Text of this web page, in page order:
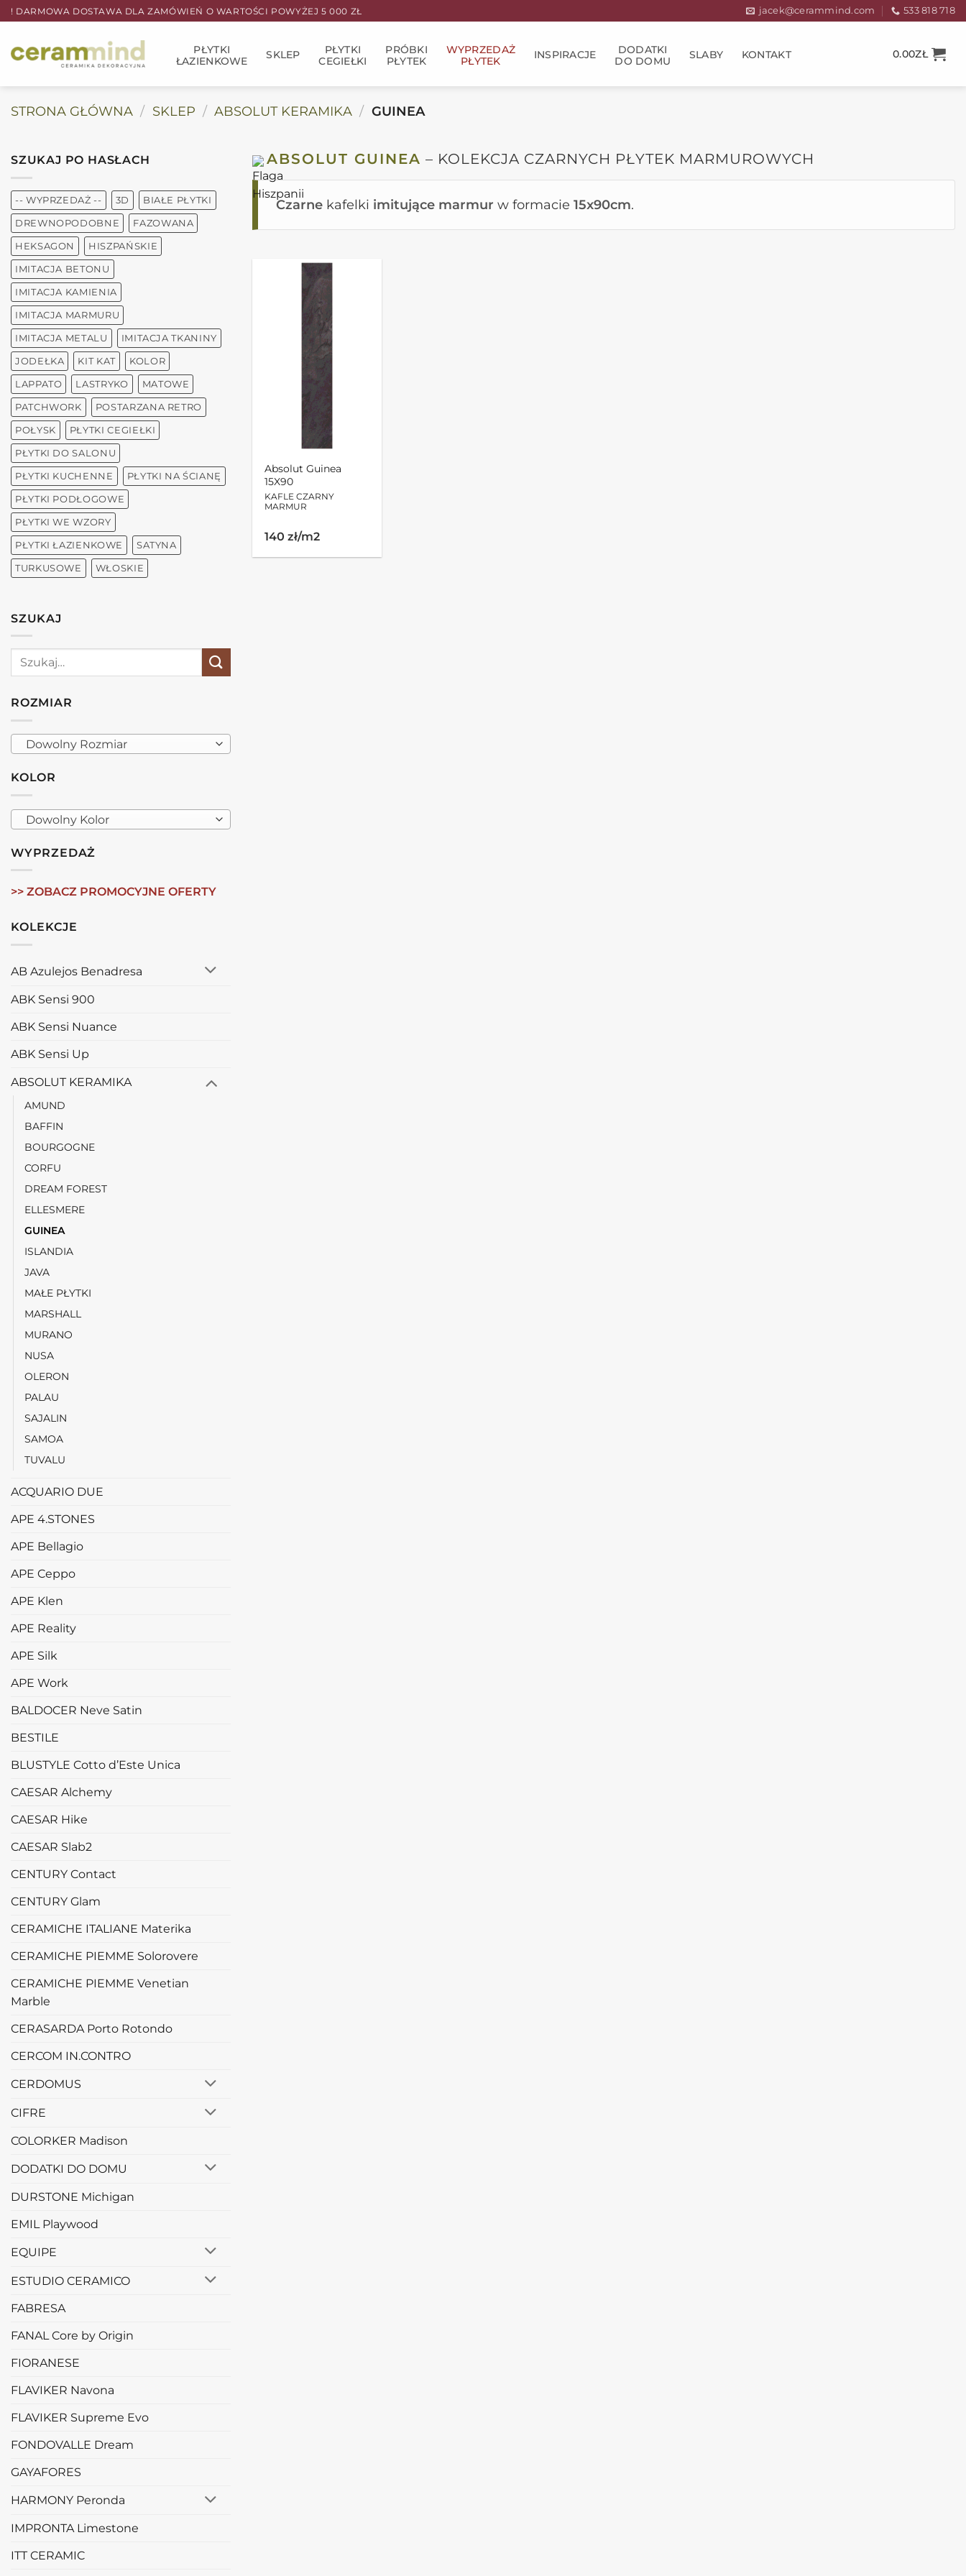
Przewiń
do
zawartości
! DARMOWA DOSTAWA DLA ZAMÓWIEŃ O WARTOŚCI POWYŻEJ 5 000 ZŁ jacek@cerammind.com 533 818 718
PŁYTKI
ŁAZIENKOWE
SKLEP
PŁYTKI
CEGIEŁKI
PRÓBKI
PŁYTEK
WYPRZEDAŻ
PŁYTEK
INSPIRACJE
DODATKI
DO DOMU
SLABY KONTAKT 0.00ZŁ
STRONA GŁÓWNA / SKLEP / ABSOLUT KERAMIKA / GUINEA
SZUKAJ PO HASŁACH
-- WYPRZEDAŻ -- 3D BIAŁE PŁYTKI
DREWNOPODOBNE FAZOWANA
HEKSAGON HISZPAŃSKIE
IMITACJA BETONU
IMITACJA KAMIENIA
IMITACJA MARMURU
IMITACJA METALU IMITACJA TKANINY
JODEŁKA KIT KAT KOLOR
LAPPATO LASTRYKO MATOWE
PATCHWORK POSTARZANA RETRO
POŁYSK PŁYTKI CEGIEŁKI
PŁYTKI DO SALONU
PŁYTKI KUCHENNE PŁYTKI NA ŚCIANĘ
PŁYTKI PODŁOGOWE
PŁYTKI WE WZORY
PŁYTKI ŁAZIENKOWE SATYNA
TURKUSOWE WŁOSKIE
SZUKAJ
Szukaj:
ROZMIAR
Dowolny Rozmiar
KOLOR
Dowolny Kolor
WYPRZEDAŻ
>> ZOBACZ PROMOCYJNE OFERTY
KOLEKCJE
AB Azulejos Benadresa
ABK Sensi 900
ABK Sensi Nuance
ABK Sensi Up
ABSOLUT KERAMIKA
AMUND
BAFFIN
BOURGOGNE
CORFU
DREAM FOREST
ELLESMERE
GUINEA
ISLANDIA
JAVA
MAŁE PŁYTKI
MARSHALL
MURANO
NUSA
OLERON
PALAU
SAJALIN
SAMOA
TUVALU
ACQUARIO DUE
APE 4.STONES
APE Bellagio
APE Ceppo
APE Klen
APE Reality
APE Silk
APE Work
BALDOCER Neve Satin
BESTILE
BLUSTYLE Cotto d’Este Unica
CAESAR Alchemy
CAESAR Hike
CAESAR Slab2
CENTURY Contact
CENTURY Glam
CERAMICHE ITALIANE Materika
CERAMICHE PIEMME Solorovere
CERAMICHE PIEMME Venetian
Marble
CERASARDA Porto Rotondo
CERCOM IN.CONTRO
CERDOMUS
CIFRE
COLORKER Madison
DODATKI DO DOMU
DURSTONE Michigan
EMIL Playwood
EQUIPE
ESTUDIO CERAMICO
FABRESA
FANAL Core by Origin
FIORANESE
FLAVIKER Navona
FLAVIKER Supreme Evo
FONDOVALLE Dream
GAYAFORES
HARMONY Peronda
IMPRONTA Limestone
ITT CERAMIC
ABSOLUT GUINEA – KOLEKCJA CZARNYCH PŁYTEK MARMUROWYCH
Czarne kafelki imitujące marmur w formacie 15x90cm.
Absolut Guinea
15X90
KAFLE CZARNY
MARMUR
140 zł/m2